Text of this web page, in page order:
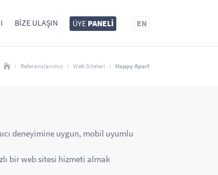
ÜYE PANELİ EN
BIZE ULAŞIN
Referanslarımız Web Siteleri Happy Apart
deneyimine uygun, mobil uyumlu
bir web sitesi hizmeti almak